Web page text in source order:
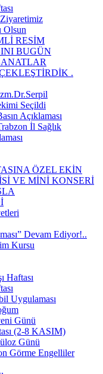
Ziyaretimiz
Olsun
RESİM
BUGÜN
​.
Seçildi
Açıklaması
İl Sağlık
ÖZEL EKİN
VE MİNİ KONSERİ
Devam Ediyor!..
Kursu
Haftası
Uygulaması
Günü
(2-8 KASIM)
Günü
Görme Engelliler